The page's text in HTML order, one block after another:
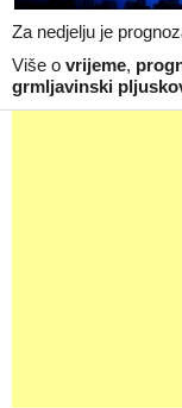
Za nedjelju je
Više o vrijeme,
grmljavinski